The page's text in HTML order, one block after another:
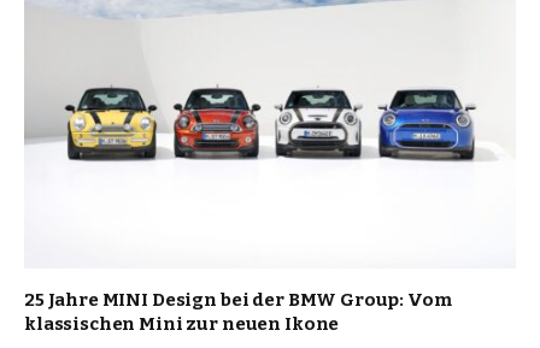
25 Jahre MINI Design bei der BMW Group: Vom
klassischen Mini zur neuen Ikone